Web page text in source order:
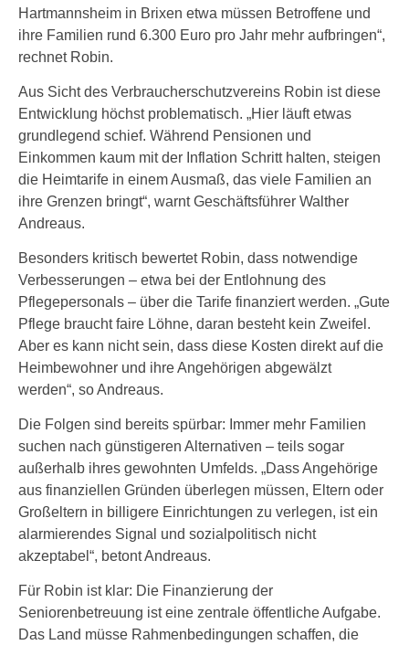
Hartmannsheim in Brixen etwa müssen Betroffene und
ihre Familien rund 6.300 Euro pro Jahr mehr aufbringen“,
rechnet Robin.
Aus Sicht des Verbraucherschutzvereins Robin ist diese
Entwicklung höchst problematisch. „Hier läuft etwas
grundlegend schief. Während Pensionen und
Einkommen kaum mit der Inflation Schritt halten, steigen
die Heimtarife in einem Ausmaß, das viele Familien an
ihre Grenzen bringt“, warnt Geschäftsführer Walther
Andreaus.
Besonders kritisch bewertet Robin, dass notwendige
Verbesserungen – etwa bei der Entlohnung des
Pflegepersonals – über die Tarife finanziert werden. „Gute
Pflege braucht faire Löhne, daran besteht kein Zweifel.
Aber es kann nicht sein, dass diese Kosten direkt auf die
Heimbewohner und ihre Angehörigen abgewälzt
werden“, so Andreaus.
Die Folgen sind bereits spürbar: Immer mehr Familien
suchen nach günstigeren Alternativen – teils sogar
außerhalb ihres gewohnten Umfelds. „Dass Angehörige
aus finanziellen Gründen überlegen müssen, Eltern oder
Großeltern in billigere Einrichtungen zu verlegen, ist ein
alarmierendes Signal und sozialpolitisch nicht
akzeptabel“, betont Andreaus.
Für Robin ist klar: Die Finanzierung der
Seniorenbetreuung ist eine zentrale öffentliche Aufgabe.
Das Land müsse Rahmenbedingungen schaffen, die